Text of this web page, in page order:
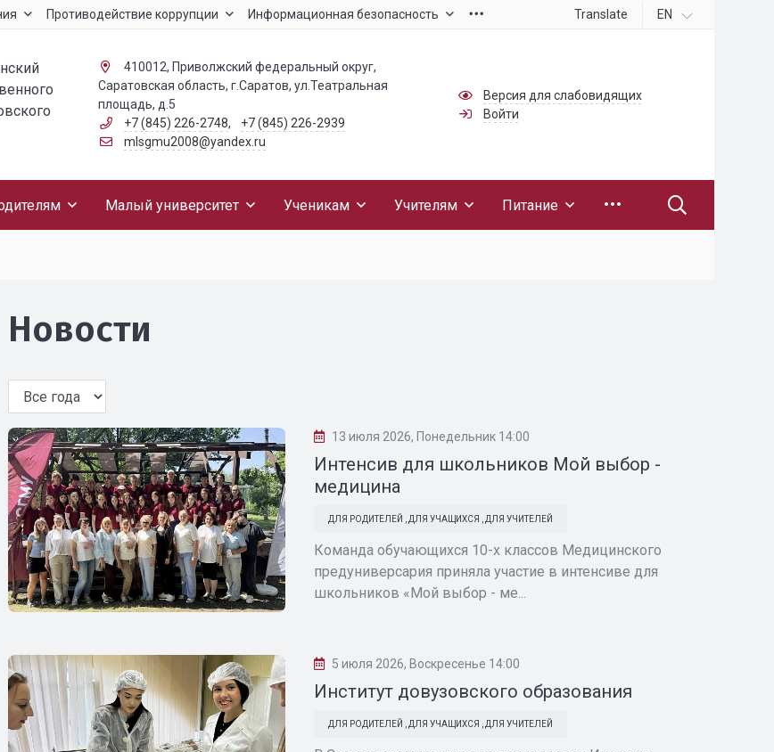
Противодействие коррупции Информационная безопасность Translate EN
410012, Приволжский федеральный округ,
Саратовская область, г.Саратов, ул.Театральная
площадь, д.5
+7 (845) 226-2748,
+7 (845) 226-2939
mlsgmu2008@yandex.ru
Версия для слабовидящих
Войти
Малый университет Ученикам Учителям Питание
Новости
13 июля 2026, Понедельник 14:00
Интенсив для школьников Мой выбор -
медицина
ДЛЯ РОДИТЕЛЕЙ ДЛЯ УЧАЩИХСЯ ДЛЯ УЧИТЕЛЕЙ
Команда обучающихся 10-х классов Медицинского
предуниверсария приняла участие в интенсиве для
школьников «Мой выбор - ме...
5 июля 2026, Воскресенье 14:00
Институт довузовского образования
ДЛЯ РОДИТЕЛЕЙ ДЛЯ УЧАЩИХСЯ ДЛЯ УЧИТЕЛЕЙ